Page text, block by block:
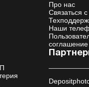
Про нас
Связаться
Наши
соглашение